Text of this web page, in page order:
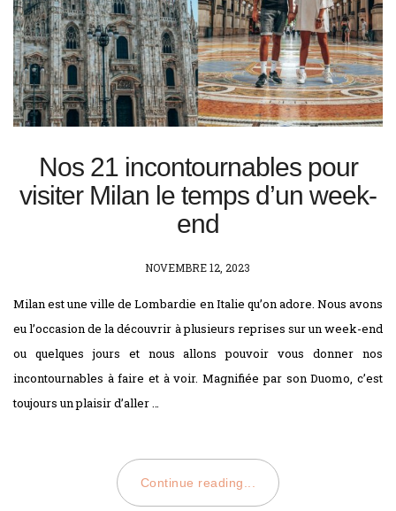
Nos 21 incontournables pour
visiter Milan le temps d’un week-
end
POSTED
NOVEMBRE 12, 2023
Milan est une ville de Lombardie en Italie qu’on adore. Nous avons
eu l’occasion de la découvrir à plusieurs reprises sur un week-end
ou quelques jours et nous allons pouvoir vous donner nos
incontournables à faire et à voir. Magnifiée par son Duomo, c’est
toujours un plaisir d’aller …
Continue reading...